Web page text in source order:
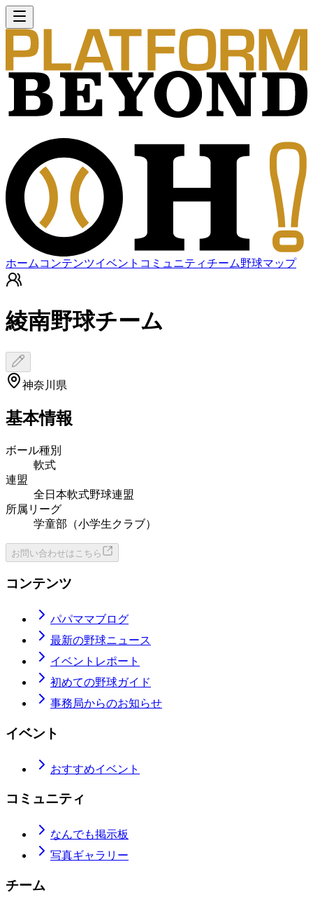
ホーム コンテンツイベント コミュニティチーム野球マップ
綾南野球チーム
神奈川県
基本情報
ボール種別
軟式
連盟
全日本軟式野球連盟
所属リーグ
学童部（小学生クラブ）
お問い合わせはこちら
コンテンツ
パパママブログ
最新の野球ニュース
イベントレポート
初めての野球ガイド
事務局からのお知らせ
イベント
おすすめイベント
コミュニティ
なんでも掲示板
写真ギャラリー
チーム